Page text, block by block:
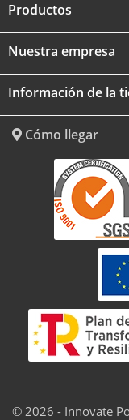
Productos
Nuestra empresa
Información de la
Cómo llegar
© 2026 - Innovate